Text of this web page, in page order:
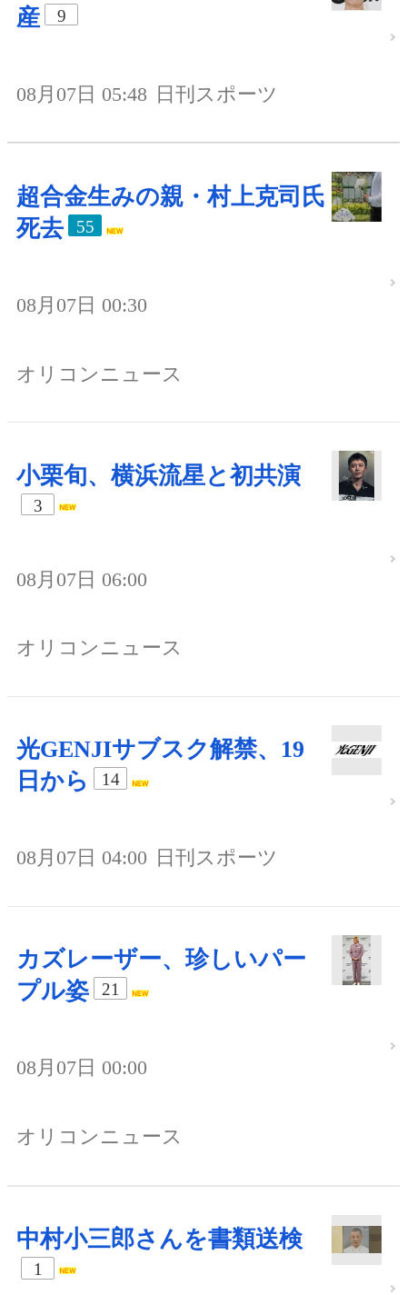
産
9
08月07日 05:48 日刊スポーツ
超合金生みの親・村上克司氏
死去
55
08月07日 00:30
オリコンニュース
小栗旬、横浜流星と初共演
3
08月07日 06:00
オリコンニュース
光GENJIサブスク解禁、19
日から
14
08月07日 04:00 日刊スポーツ
カズレーザー、珍しいパー
プル姿
21
08月07日 00:00
オリコンニュース
中村小三郎さんを書類送検
1